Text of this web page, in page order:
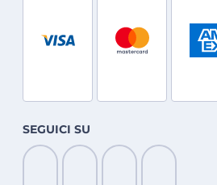
SEGUICI SU